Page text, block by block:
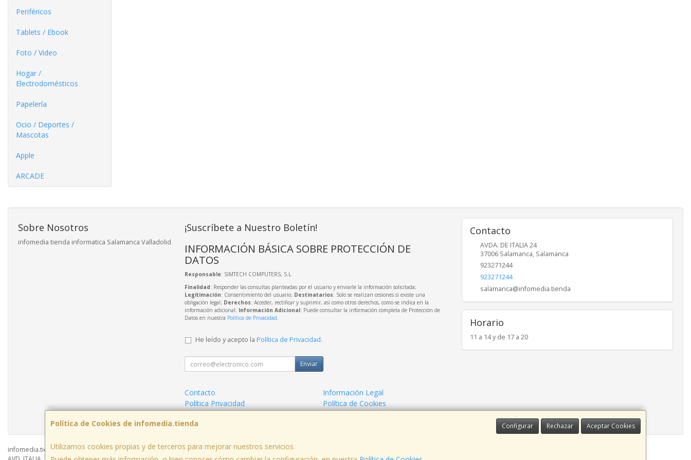
Periféricos
Tablets / Ebook
Foto / Video
Hogar /
Electrodomésticos
Papelería
Ocio / Deportes /
Mascotas
Apple
ARCADE
Política de Cookies de infomedia.tienda Configurar Rechazar Aceptar Cookies
Utilizamos cookies propias y de terceros para mejorar nuestros servicios.
Sobre Nosotros
infomedia tienda informatica Salamanca Valladolid
¡Suscríbete a Nuestro Boletín!
INFORMACIÓN BÁSICA SOBRE PROTECCIÓN DE
DATOS
Responsable: SIMTECH COMPUTERS, S.L.
Finalidad: Responder las consultas planteadas por el usuario y enviarle la información solicitada;
Legitimación: Consentimiento del usuario; Destinatarios: Solo se realizan cesiones si existe una
obligación legal; Derechos: Acceder, rectificar y suprimir, así como otros derechos, como se indica en la
información adicional; Información Adicional: Puede consultar la información completa de Protección de
Datos en nuestra Política de Privacidad.
He leído y acepto la Política de Privacidad.
Enviar
Contacto
Información Legal
Política Privacidad
Política de Cookies
Condiciones de Compra
Formas de Pago
Contacto
AVDA. DE ITALIA 24
37006 Salamanca, Salamanca
923271244
923271244
salamanca@infomedia.tienda
Horario
11 a 14 y de 17 a 20
infomedia.tienda © 2026